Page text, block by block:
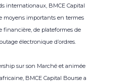
internationaux, BMCE Capital
moyens importants en termes
financière, de plateformes de
électronique d’ordres.
sur son Marché et animée
BMCE Capital Bourse a